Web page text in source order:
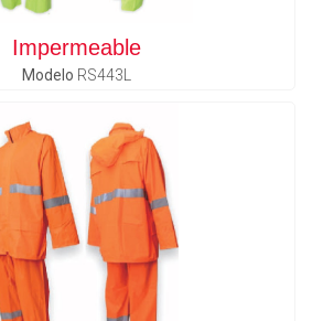
Impermeable
Modelo RS443L